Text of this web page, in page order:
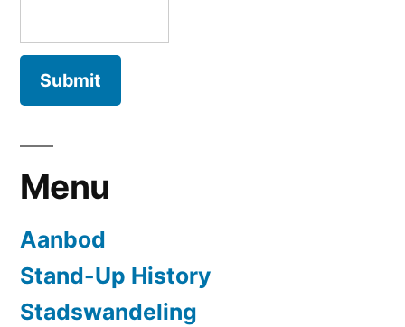
Menu
Aanbod
Stand-Up History
Stadswandeling